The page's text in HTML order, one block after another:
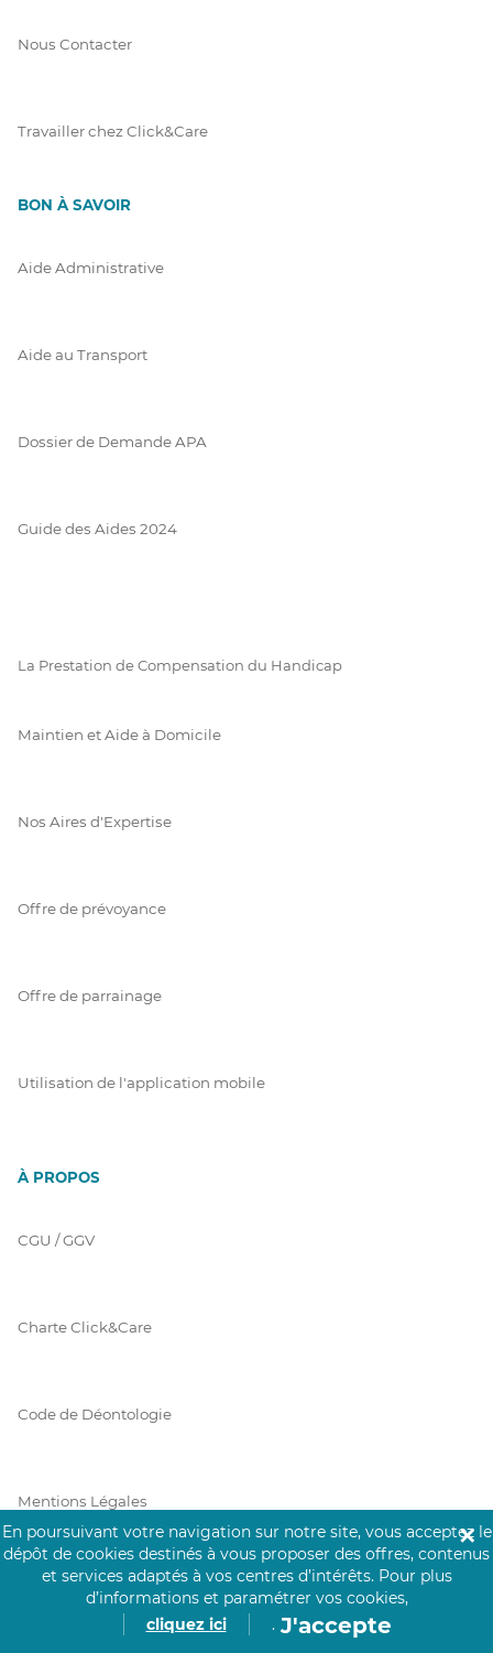
Nous Contacter
Travailler chez Click&Care
BON À SAVOIR
Aide Administrative
Aide au Transport
Dossier de Demande APA
Guide des Aides 2024
La Prestation de Compensation du Handicap
Maintien et Aide à Domicile
Nos Aires d'Expertise
Offre de prévoyance
Offre de parrainage
Utilisation de l'application mobile
À PROPOS
CGU / GGV
Charte Click&Care
Code de Déontologie
Mentions Légales
Prérequis Click&Care
En poursuivant votre navigation sur notre site, vous acceptez le
dépôt de cookies destinés à vous proposer des offres, contenus
et services adaptés à vos centres d’intérêts. Pour plus
d’informations et paramétrer vos cookies,
cliquez ici
. J'accepte
✕